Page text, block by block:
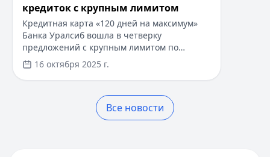
Опубликовано:17 ноября 2025 г.
Категория:Кредитные карты
Читать статью
Что такое паи фондов?
Кратко:Рассматриваете возможность
Опубликовано:17 ноября 2025 г.
Кредитные карты
Как оформить кредитную карту ​Росгосстрах
Читать новость
Все новости
кредиток с крупным лимитом
Кредитная карта «120 дней на максимум»
Банка Уралсиб вошла в четверку
предложений с крупным лимитом по
данным на 7 октября 2025 года. Что это
значит для клиентов и чем выделяется
продукт — разбираемся коротко и по делу.
16 октября 2025 г.
Все новости